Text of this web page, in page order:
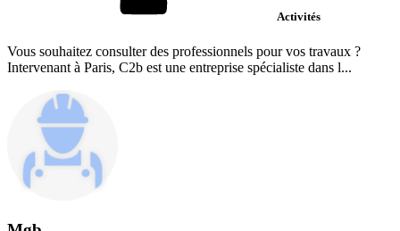
Activités
Vous souhaitez consulter des professionnels pour vos travaux ?
Intervenant à Paris, C2b est une entreprise spécialiste dans l...